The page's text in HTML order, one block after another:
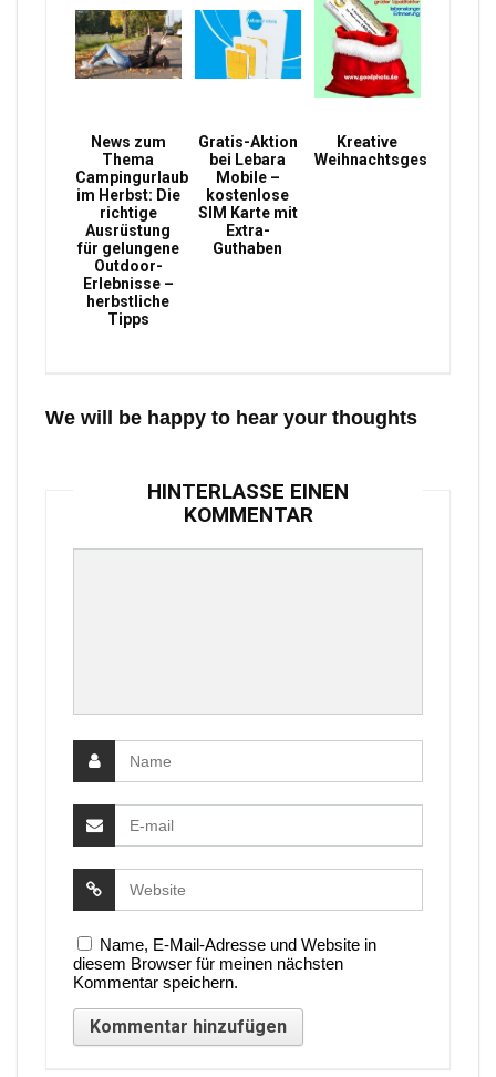
News zum
Thema
Campingurlaub
im Herbst: Die
richtige
Ausrüstung
für gelungene
Outdoor-
Erlebnisse –
herbstliche
Tipps
Gratis-Aktion
bei Lebara
Mobile –
kostenlose
SIM Karte mit
Extra-
Guthaben
Kreative
Weihnachtsgeschenke
We will be happy to hear your thoughts
HINTERLASSE EINEN
KOMMENTAR
Name, E-Mail-Adresse und Website in
diesem Browser für meinen nächsten
Kommentar speichern.